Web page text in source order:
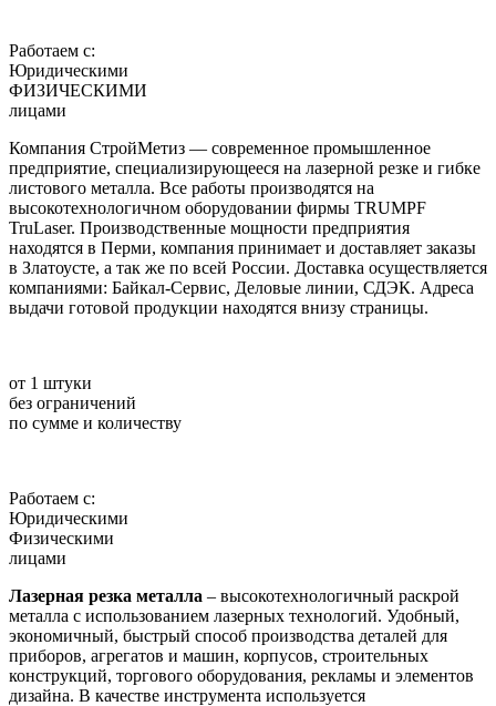
Работаем с:
Юридическими
ФИЗИЧЕСКИМИ
лицами
Компания СтройМетиз — современное промышленное
предприятие, специализирующееся на лазерной резке и гибке
листового металла. Все работы производятся на
высокотехнологичном оборудовании фирмы TRUMPF
TruLaser. Производственные мощности предприятия
находятся в Перми, компания принимает и доставляет заказы
в Златоусте, а так же по всей России. Доставка осуществляется
компаниями: Байкал-Сервис, Деловые линии, СДЭК. Адреса
выдачи готовой продукции находятся внизу страницы.
от 1 штуки
без ограничений
по сумме и количеству
Работаем с:
Юридическими
Физическими
лицами
Лазерная резка металла – высокотехнологичный раскрой
металла с использованием лазерных технологий. Удобный,
экономичный, быстрый способ производства деталей для
приборов, агрегатов и машин, корпусов, строительных
конструкций, торгового оборудования, рекламы и элементов
дизайна. В качестве инструмента используется